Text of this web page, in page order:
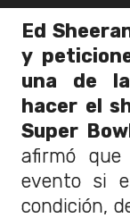
Ed
y
una de
hacer el
Super
afirmó
evento si
condición,